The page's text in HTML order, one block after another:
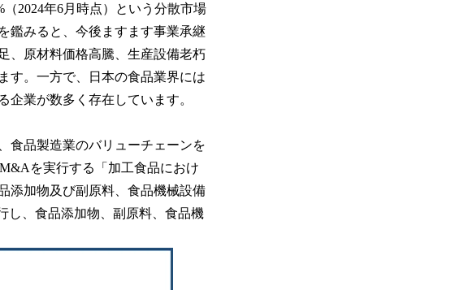
2024年6月時点）という分散市場
鑑みると、今後ますます事業承継
、原材料価格高騰、生産設備老朽
す。一方で、日本の食品業界には
業が数多く存在しています。
食品製造業のバリューチェーンを
を実行する「加工食品におけ
添加物及び副原料、食品機械設備
し、食品添加物、副原料、食品機